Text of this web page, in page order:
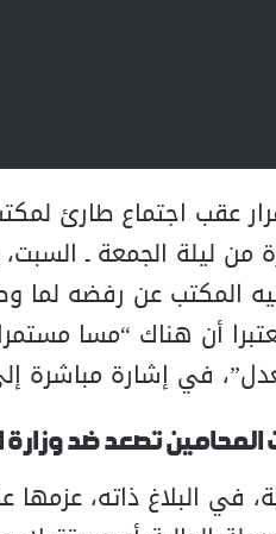
عقب اجتماع طارئ
من ليلة الجمعة ـ
المكتب عن رفضه لما
أن هناك “مسا
في إشارة مباشرة
المحامين تصعد ضد وزارة
في البلاغ ذاته،